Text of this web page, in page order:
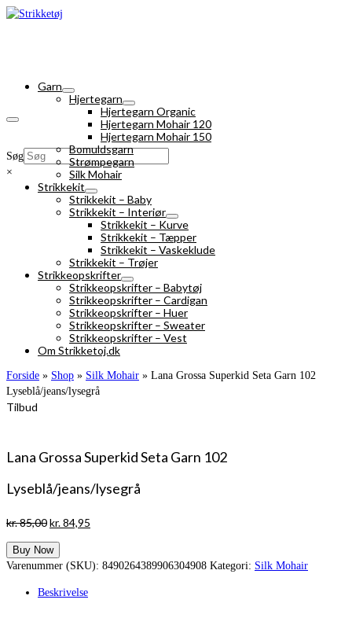
Søg
×
Garn
Hjertegarn
Hjertegarn Organic
Hjertegarn Mohair 120
Hjertegarn Mohair 150
Bomuldsgarn
Strømpegarn
Silk Mohair
Strikkekit
Strikkekit – Baby
Strikkekit – Interiør
Strikkekit – Kurve
Strikkekit – Tæpper
Strikkekit – Vaskeklude
Strikkekit – Trøjer
Strikkeopskrifter
Strikkeopskrifter – Babytøj
Strikkeopskrifter – Cardigan
Strikkeopskrifter – Huer
Strikkeopskrifter – Sweater
Strikkeopskrifter – Vest
Om Strikketoj.dk
Forside » Shop » Silk Mohair » Lana Grossa Superkid Seta Garn 102
Lyseblå/jeans/lysegrå
Tilbud
Lana Grossa Superkid Seta Garn 102
Lyseblå/jeans/lysegrå
kr.85,00Den
pris
var:
kr.84,95
er:
Buy Now
Varenummer (SKU): 8490264389906304908 Kategori: Silk Mohair
Beskrivelse